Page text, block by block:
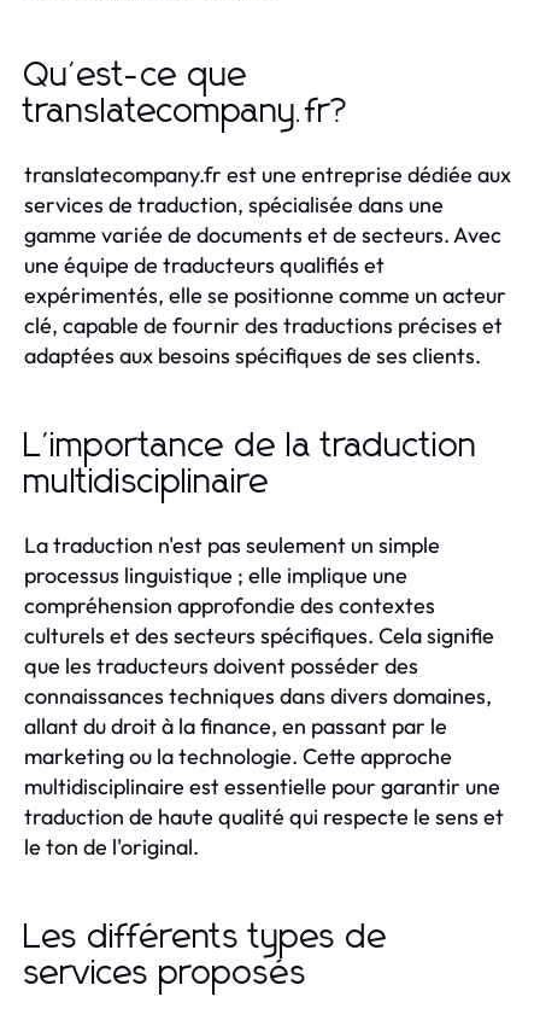
Qu'est-ce que
translatecompany.fr?
translatecompany.fr est une entreprise dédiée aux
services de traduction, spécialisée dans une
gamme variée de documents et de secteurs. Avec
une équipe de traducteurs qualifiés et
expérimentés, elle se positionne comme un acteur
clé, capable de fournir des traductions précises et
adaptées aux besoins spécifiques de ses clients.
L'importance de la traduction
multidisciplinaire
La traduction n'est pas seulement un simple
processus linguistique ; elle implique une
compréhension approfondie des contextes
culturels et des secteurs spécifiques. Cela signifie
que les traducteurs doivent posséder des
connaissances techniques dans divers domaines,
allant du droit à la finance, en passant par le
marketing ou la technologie. Cette approche
multidisciplinaire est essentielle pour garantir une
traduction de haute qualité qui respecte le sens et
le ton de l'original.
Les différents types de
services proposés